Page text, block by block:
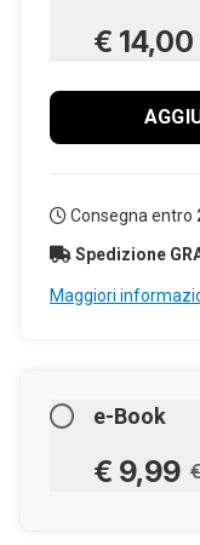
€ 14,00
Consegna entro
Spedizione
Maggiori
e-Book
€ 9,99